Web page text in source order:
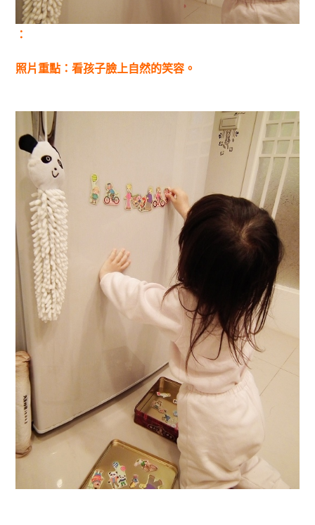
：
照片重點：看孩子臉上自然的笑容。